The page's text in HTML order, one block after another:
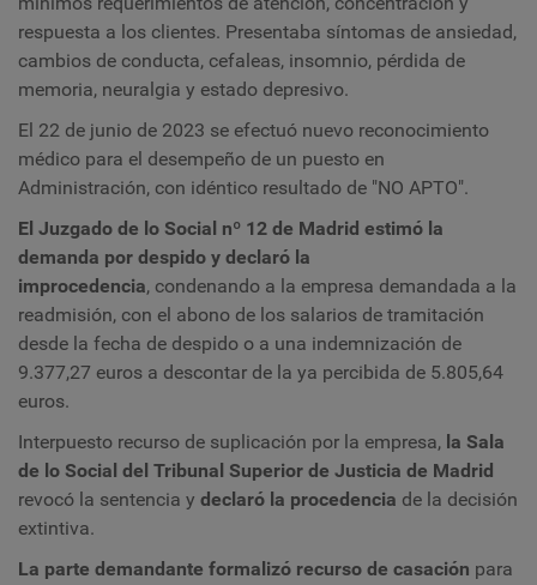
respuesta a los clientes. Presentaba síntomas de ansiedad,
cambios de conducta, cefaleas, insomnio, pérdida de
memoria, neuralgia y estado depresivo.
El 22 de junio de 2023 se efectuó nuevo reconocimiento
médico para el desempeño de un puesto en
Administración, con idéntico resultado de "NO APTO".
El Juzgado de lo Social nº 12 de Madrid estimó la
demanda por despido y declaró la
improcedencia, condenando a la empresa demandada a la
readmisión, con el abono de los salarios de tramitación
desde la fecha de despido o a una indemnización de
9.377,27 euros a descontar de la ya percibida de 5.805,64
euros.
Interpuesto recurso de suplicación por la empresa, la Sala
de lo Social del Tribunal Superior de Justicia de Madrid
revocó la sentencia y declaró la procedencia de la decisión
extintiva.
La parte demandante formalizó recurso de casación para